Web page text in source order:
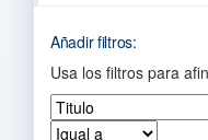
Añadir filtros:
Usa los filtros para